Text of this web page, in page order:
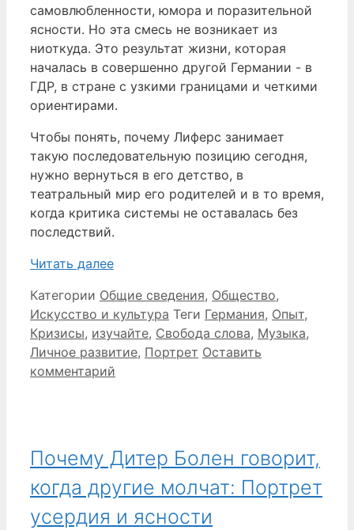
самовлюбленности, юмора и поразительной
ясности. Но эта смесь не возникает из
ниоткуда. Это результат жизни, которая
началась в совершенно другой Германии - в
ГДР, в стране с узкими границами и четкими
ориентирами.
Чтобы понять, почему Лиферс занимает
такую последовательную позицию сегодня,
нужно вернуться в его детство, в
театральный мир его родителей и в то время,
когда критика системы не оставалась без
последствий.
Читать далее
Категории Общие сведения, Общество,
Искусство и культура Теги Германия, Опыт,
Кризисы, изучайте, Свобода слова, Музыка,
Личное развитие, Портрет Оставить
комментарий
Почему Дитер Болен говорит,
когда другие молчат: Портрет
усердия и ясности